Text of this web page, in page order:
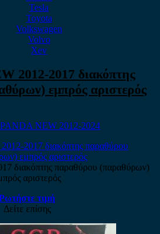
Tesla
Toyota
Volkswagen
Volvo
Xev
2012-2017 διακόπτης
εμπρός αριστερός
NEW 2012-2024
διακόπτης παραθύρου (παραθύρων)
αριστερός
τιμή
Δείτε επίσης